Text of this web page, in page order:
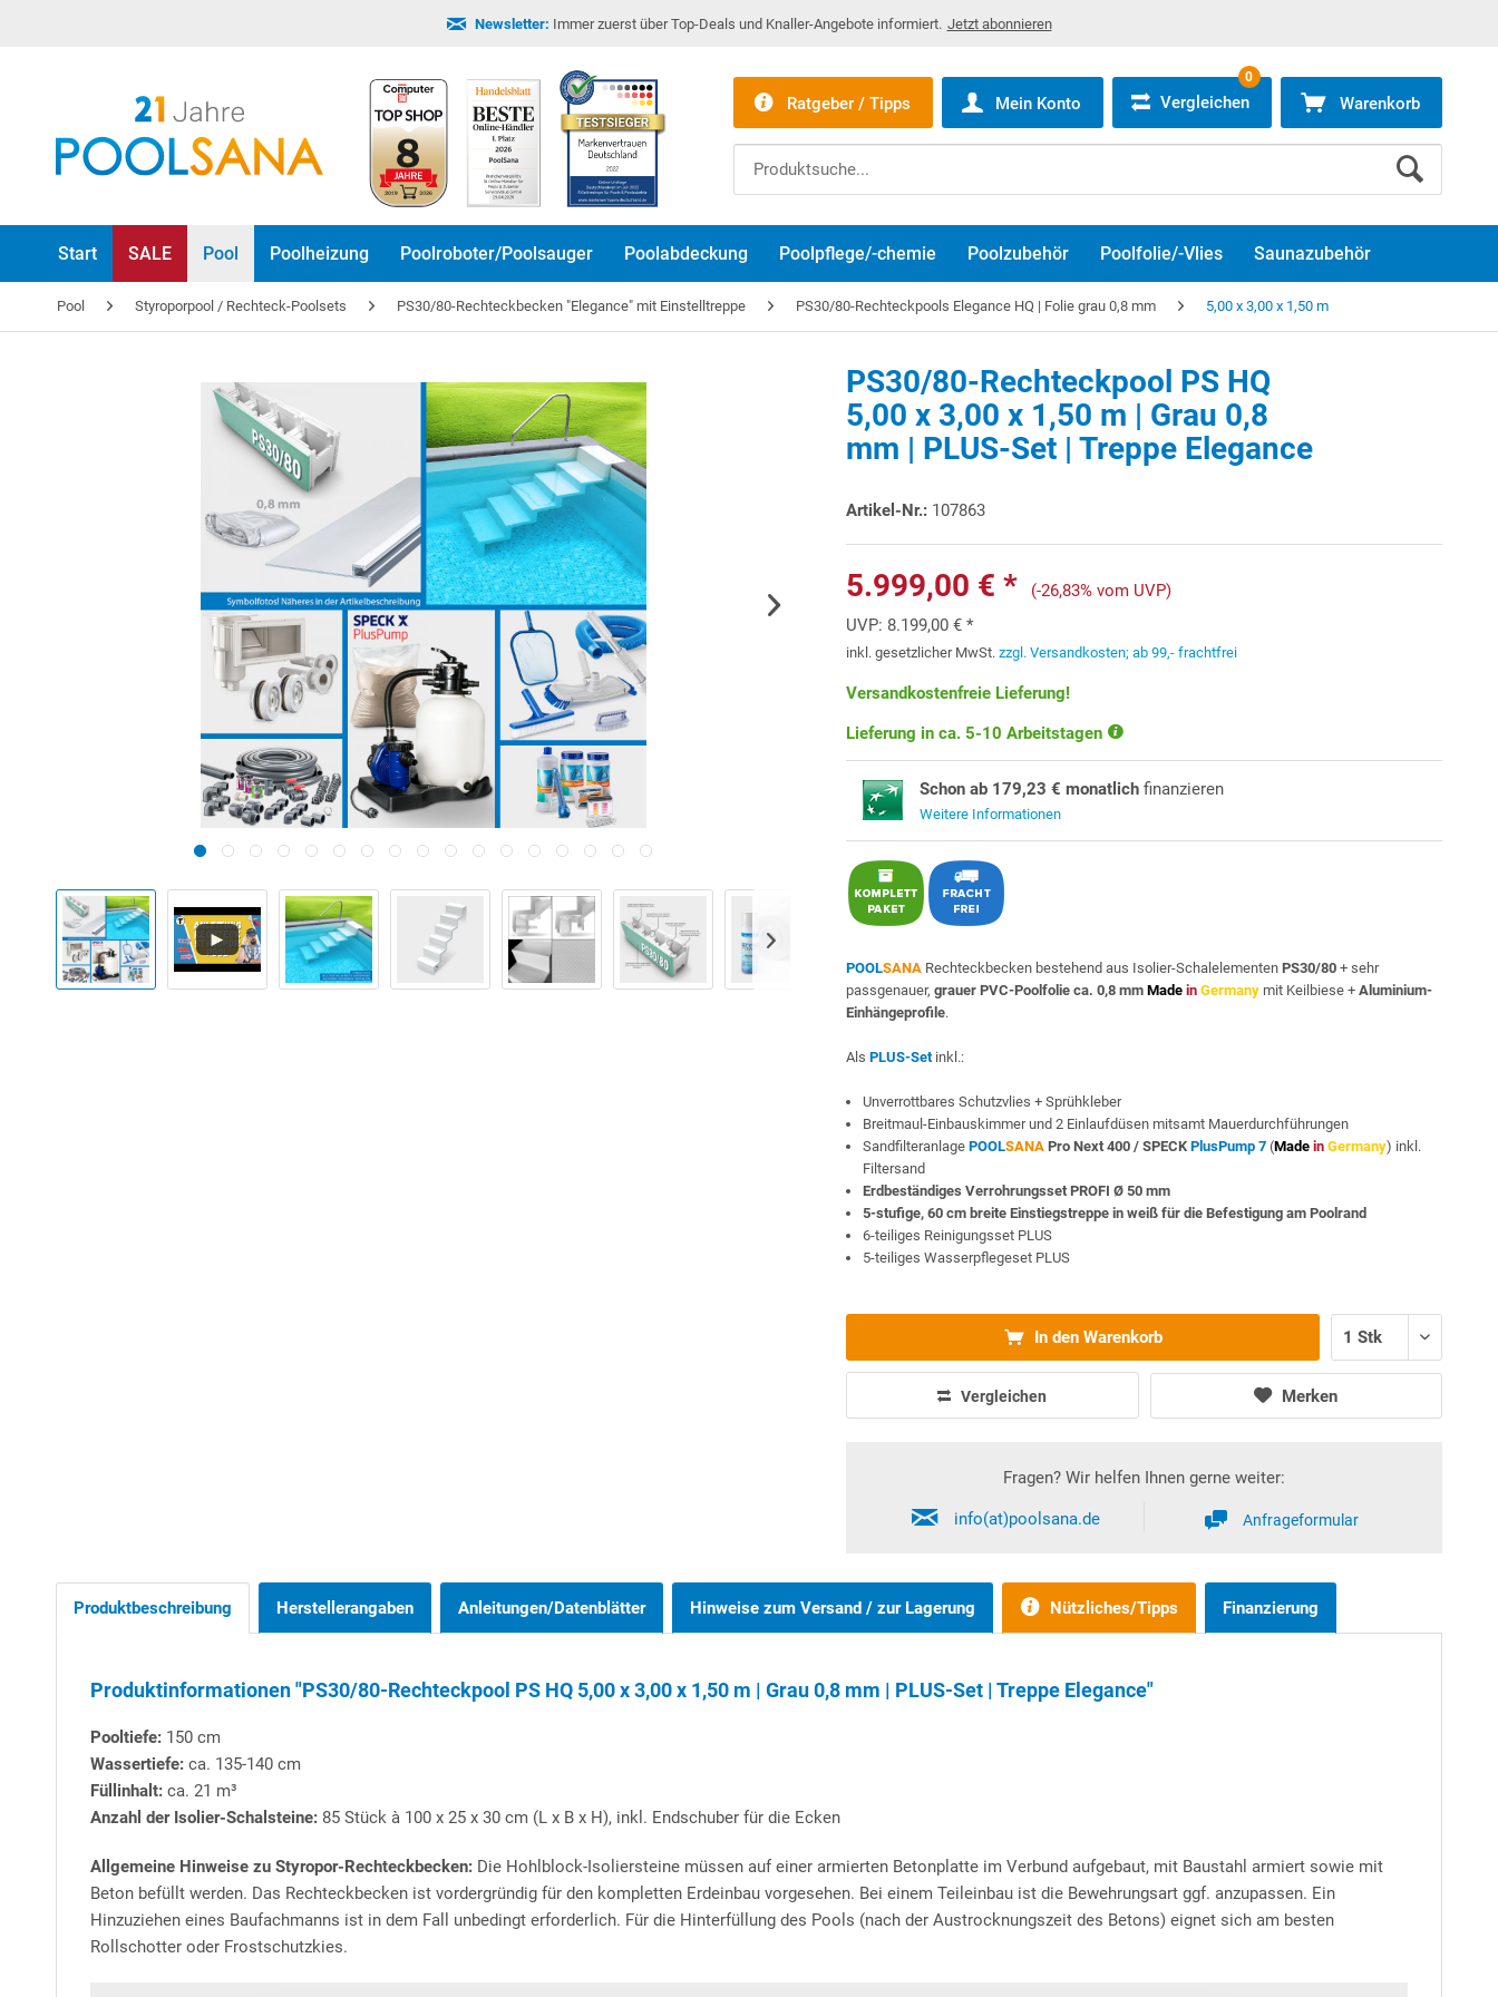
Newsletter: Immer zuerst über Top-Deals und Knaller-Angebote informiert. Jetzt abonnieren
Ratgeber / Tipps Mein Konto Vergleichen
0
Warenkorb
Start SALE Pool Poolheizung Poolroboter/Poolsauger Poolabdeckung Poolpflege/-chemie Poolzubehör Poolfolie/-Vlies Saunazubehör
Pool Styroporpool / Rechteck-Poolsets PS30/80-Rechteckbecken "Elegance" mit Einstelltreppe PS30/80-Rechteckpools Elegance HQ | Folie grau 0,8 mm 5,00 x 3,00 x 1,50 m
Bitte akzeptieren Sie dieMarketing Cookies, um dieses Video anzusehen.
PS30/80-Rechteckpool PS HQ
5,00 x 3,00 x 1,50 m | Grau 0,8
mm | PLUS-Set | Treppe Elegance
Artikel-Nr.: 107863
5.999,00 € *
(-26,83% vom UVP)
UVP: 8.199,00 € *
inkl. gesetzlicher MwSt.zzgl. Versandkosten; ab 99,- frachtfrei
Versandkostenfreie Lieferung!
Lieferung in ca. 5-10 Arbeitstagen
Schon ab 179,23 € monatlich finanzieren
Weitere Informationen
POOLSANA Rechteckbecken bestehend aus Isolier-SchalelementenPS30/80 + sehr
passgenauer,grauer PVC-Poolfolie ca. 0,8 mm Made in Germany mit Keilbiese +Aluminium-
Einhängeprofile.
AlsPLUS-Setinkl.:
Unverrottbares Schutzvlies + Sprühkleber
Breitmaul-Einbauskimmer und 2 Einlaufdüsen mitsamt Mauerdurchführungen
SandfilteranlagePOOLSANA Pro Next 400 / SPECK PlusPump 7 (Made in Germany) inkl.
Filtersand
Erdbeständiges Verrohrungsset PROFI Ø 50 mm
5-stufige, 60 cm breite Einstiegstreppe in weiß für die Befestigung am Poolrand
6-teiliges Reinigungsset PLUS
5-teiliges Wasserpflegeset PLUS
In den Warenkorb
Vergleichen Merken
Fragen? Wir helfen Ihnen gerne weiter:
info(at)poolsana.de Anfrageformular
Produktbeschreibung Finanzierung
Herstellerangaben Anleitungen/Datenblätter Hinweise zum Versand / zur Lagerung Nützliches/Tipps
Produktinformationen "PS30/80-Rechteckpool PS HQ 5,00 x 3,00 x 1,50 m | Grau 0,8 mm | PLUS-Set | Treppe Elegance"
Pooltiefe: 150 cm
Wassertiefe: ca. 135-140 cm
Füllinhalt: ca. 21 m³
Anzahl der Isolier-Schalsteine: 85 Stück à 100 x 25 x 30 cm (L x B x H), inkl. Endschuber für die Ecken
Allgemeine Hinweise zu Styropor-Rechteckbecken: Die Hohlblock-Isoliersteine müssen auf einer armierten Betonplatte im Verbund aufgebaut, mit Baustahl armiert sowie mit
Beton befüllt werden. Das Rechteckbecken ist vordergründig für den kompletten Erdeinbau vorgesehen. Bei einem Teileinbau ist die Bewehrungsart ggf. anzupassen. Ein
Hinzuziehen eines Baufachmanns ist in dem Fall unbedingt erforderlich. Für die Hinterfüllung des Pools (nach der Austrocknungszeit des Betons) eignet sich am besten
Rollschotter oder Frostschutzkies.